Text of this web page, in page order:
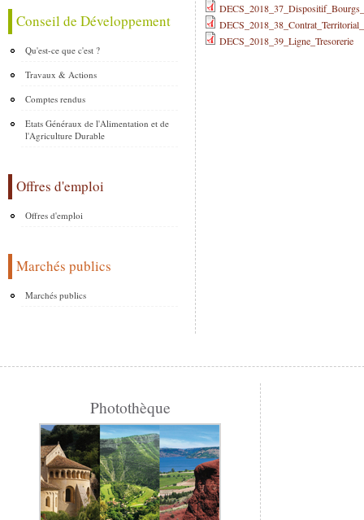
Conseil de Développement
Qu'est-ce que c'est ?
Travaux & Actions
Comptes rendus
Etats Généraux de l'Alimentation et de
l'Agriculture Durable
Offres d'emploi
Offres d'emploi
Marchés publics
Marchés publics
DECS_2018_39_Ligne_Tresorerie
Photothèque